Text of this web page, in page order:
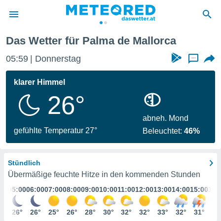
wurde
dass
sind.
diese
Das Wetter für Palma de Mallorca
05:59 Donnerstag ...
klarer Himmel
26°
gefühlte Temperatur 27°
abneh. Mond
Beleuchtet:46%
Stündlich
Übermäßige feuchte Hitze in den kommenden Stunden
05:00
26°
06:00
26°
07:00
25°
08:00
26°
09:00
28°
10:00
30°
11:00
32°
12:00
32°
13:00
33°
14:00
32°
15:00
31°